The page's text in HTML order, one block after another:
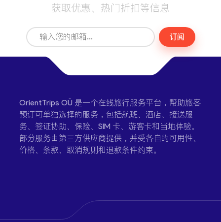
获取优惠、热门折扣等信息
订阅
OrientTrips OÜ 是一个在线旅行服务平台，帮助旅客
预订可单独选择的服务，包括航班、酒店、接送服
务、签证协助、保险、SIM 卡、游客卡和当地体验。
部分服务由第三方供应商提供，并受各自的可用性、
价格、条款、取消规则和退款条件约束。